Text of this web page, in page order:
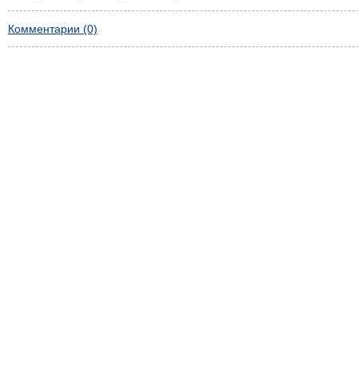
Комментарии (0)